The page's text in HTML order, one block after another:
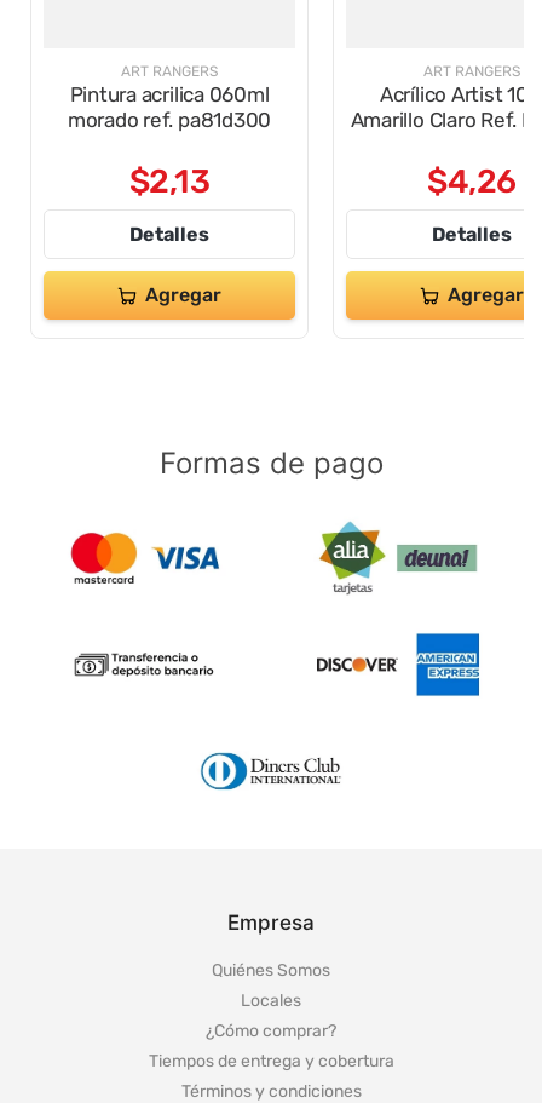
ART RANGERS
Pintura acrilica 060ml
morado ref. pa81d300
$2,13
Detalles
Agregar
ART RANGERS
Acrílico Artist
Amarillo Claro Ref.
$4,26
Detalles
Agregar
Formas de pago
Empresa
Quiénes Somos
Locales
¿Cómo comprar?
Tiempos de entrega y cobertura
Términos y condiciones